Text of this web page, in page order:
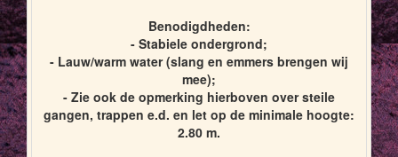
Benodigdheden:
- Stabiele ondergrond;
- Lauw/warm water (slang en emmers brengen wij
mee);
- Zie ook de opmerking hierboven over steile
gangen, trappen e.d. en let op de minimale hoogte:
2.80 m.